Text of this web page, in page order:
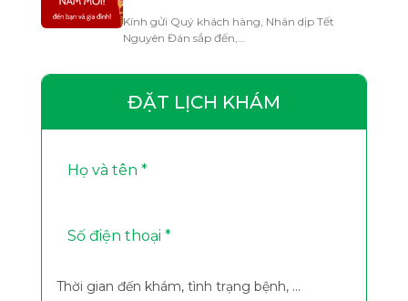
Kính gửi Quý khách hàng, Nhân dịp Tết
Nguyên Đán sắp đến,…
ĐẶT LỊCH KHÁM
Thời gian đến khám, tình trạng bệnh, ...